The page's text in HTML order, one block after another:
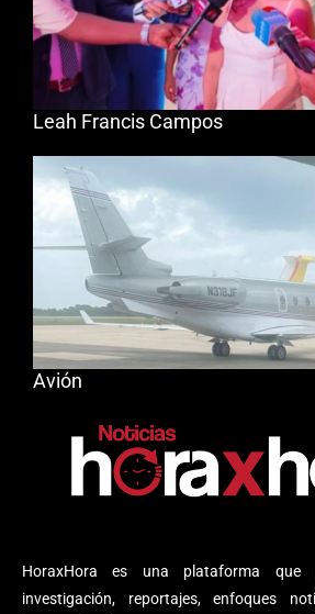
HoraxHora es una plataforma que
investigación, reportajes, enfoques
Leah Francis Campos
Avión